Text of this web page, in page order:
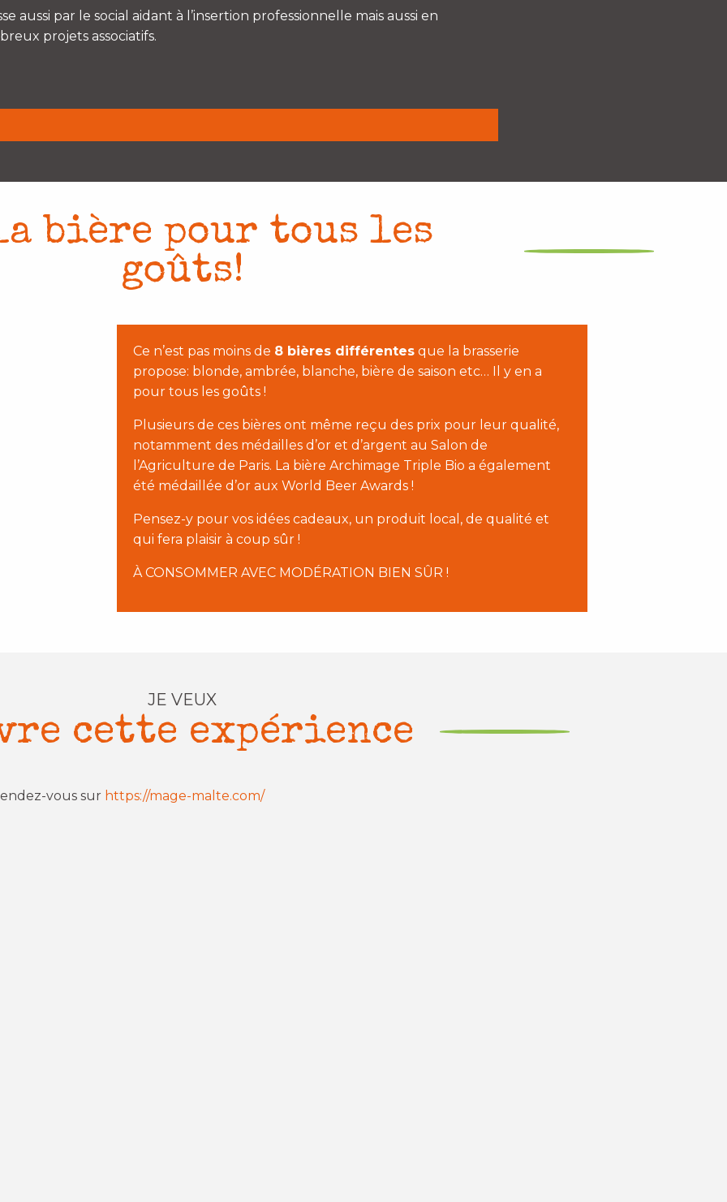
aussi par le social aidant à l’insertion professionnelle mais aussi en
projets associatifs.
bière pour tous les
goûts!
Ce n’est pas moins de 8 bières différentes que la brasserie
propose: blonde, ambrée, blanche, bière de saison etc… Il y en a
pour tous les goûts !
Plusieurs de ces bières ont même reçu des prix pour leur qualité,
notamment des médailles d’or et d’argent au Salon de
l’Agriculture de Paris. La bière Archimage Triple Bio a également
été médaillée d’or aux World Beer Awards !
Pensez-y pour vos idées cadeaux, un produit local, de qualité et
qui fera plaisir à coup sûr !
À CONSOMMER AVEC MODÉRATION BIEN SÛR !
JE VEUX
cette expérience
vous sur https://mage-malte.com/